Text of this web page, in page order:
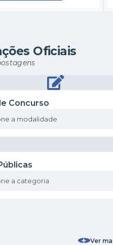
Oficiais
Concurso
Ver